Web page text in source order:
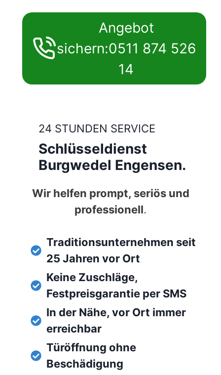
Angebot
sichern:0511 874 526
14
24 STUNDEN SERVICE
Schlüsseldienst
Burgwedel Engensen.
Wir helfen prompt, seriös und
professionell.
Traditionsunternehmen seit
25 Jahren vor Ort
Keine Zuschläge,
Festpreisgarantie per SMS
In der Nähe, vor Ort immer
erreichbar
Türöffnung ohne
Beschädigung